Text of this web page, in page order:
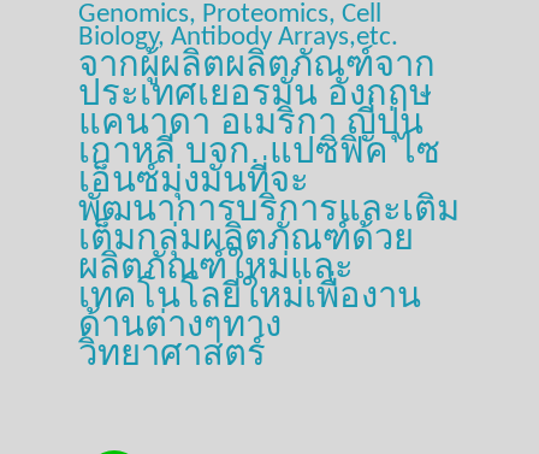
Genomics, Proteomics, Cell
Biology, Antibody Arrays,etc.
จากผู้ผลิตผลิตภัณฑ์จาก
ประเทศเยอรมัน อังกฤษ
แคนาดา อเมริกา ญี่ปุ่น
เกาหลี บจก. แปซิฟิค ไซ
เอ็นซ์มุ่งมั่นที่จะ
พัฒนาการบริการและเติม
เต็มกลุ่มผลิตภัณฑ์ด้วย
ผลิตภัณฑ์ใหม่และ
เทคโนโลยีใหม่เพื่องาน
ด้านต่างๆทาง
วิทยาศาสตร์